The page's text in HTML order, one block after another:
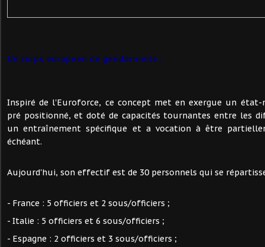
Un corps européen de gendarmerie :
Inspiré de l'Euroforce, ce concept met en exergue un état-
pré positionné, et doté de capacités tournantes entre les
un entraînement spécifique et a vocation à être
échéant.
Aujourd'hui, son effectif est de 30 personnels qui se
- France : 5 officiers et 2 sous/officiers ;
- Italie : 5 officiers et 6 sous/officiers ;
- Espagne : 2 officiers et 3 sous/officiers ;